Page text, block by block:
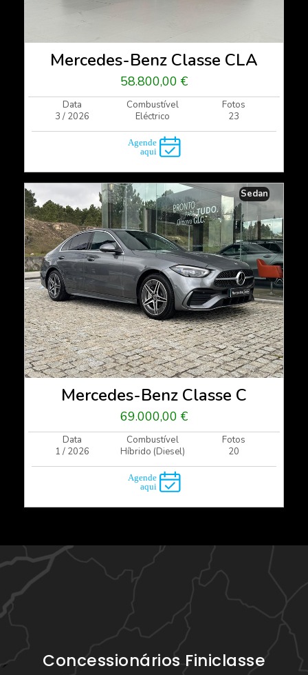
Mercedes-Benz Classe CLA
58.800,00 €
Data
3 / 2026
Combustível
Eléctrico
Fotos
23
Sedan
Mercedes-Benz Classe C
69.000,00 €
Data
1 / 2026
Combustível
Híbrido (Diesel)
Fotos
20
Concessionários Finiclasse